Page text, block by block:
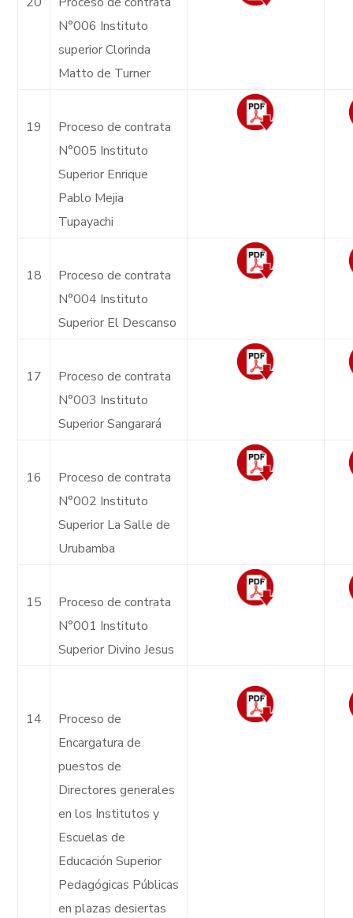
N°006 Instituto
superior Clorinda
Matto de Turner
19
Proceso de contrata
N°005 Instituto
Superior Enrique
Pablo Mejia
Tupayachi
18
Proceso de contrata
N°004 Instituto
Superior El Descanso
17
Proceso de contrata
N°003 Instituto
Superior Sangarará
16
Proceso de contrata
N°002 Instituto
Superior La Salle de
Urubamba
15
Proceso de contrata
N°001 Instituto
Superior Divino Jesus
14
Proceso de
Encargatura de
puestos de
Directores generales
en los Institutos y
Escuelas de
Educación Superior
Pedagógicas Públicas
en plazas desiertas